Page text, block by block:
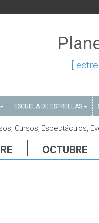
[
ESCUELA DE ESTRELLAS
Cursos, Espectáculos,
OCTUBRE